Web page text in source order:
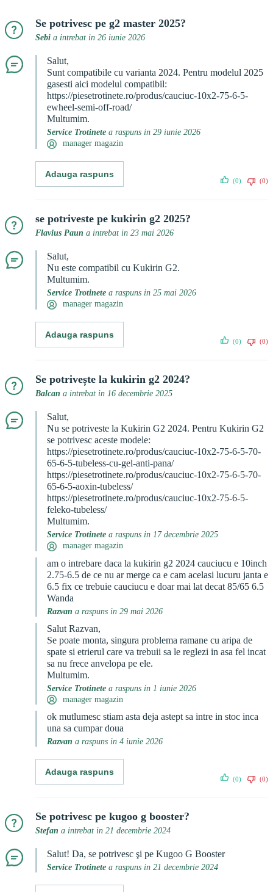
Se potrivesc pe g2 master 2025?
Sebi a intrebat in 26 iunie 2026
Salut,
Sunt compatibile cu varianta 2024. Pentru modelul 2025
gasesti aici modelul compatibil:
https://piesetrotinete.ro/produs/cauciuc-10x2-75-6-5-
ewheel-semi-off-road/
Multumim.
Service Trotinete a raspuns in 29 iunie 2026
manager magazin
Adauga raspuns
(0) (0)
se potriveste pe kukirin g2 2025?
Flavius Paun a intrebat in 23 mai 2026
Salut,
Nu este compatibil cu Kukirin G2.
Multumim.
Service Trotinete a raspuns in 25 mai 2026
manager magazin
Adauga raspuns
(0) (0)
Se potrivește la kukirin g2 2024?
Balcan a intrebat in 16 decembrie 2025
Salut,
Nu se potriveste la Kukirin G2 2024. Pentru Kukirin G2
se potrivesc aceste modele:
https://piesetrotinete.ro/produs/cauciuc-10x2-75-6-5-70-
65-6-5-tubeless-cu-gel-anti-pana/
https://piesetrotinete.ro/produs/cauciuc-10x2-75-6-5-70-
65-6-5-aoxin-tubeless/
https://piesetrotinete.ro/produs/cauciuc-10x2-75-6-5-
feleko-tubeless/
Multumim.
Service Trotinete a raspuns in 17 decembrie 2025
manager magazin
am o intrebare daca la kukirin g2 2024 cauciucu e 10inch
2.75-6.5 de ce nu ar merge ca e cam acelasi lucuru janta e
6.5 fix ce trebuie cauciucu e doar mai lat decat 85/65 6.5
Wanda
Razvan a raspuns in 29 mai 2026
Salut Razvan,
Se poate monta, singura problema ramane cu aripa de
spate si etrierul care va trebuii sa le reglezi in asa fel incat
sa nu frece anvelopa pe ele.
Multumim.
Service Trotinete a raspuns in 1 iunie 2026
manager magazin
ok mutlumesc stiam asta deja astept sa intre in stoc inca
una sa cumpar doua
Razvan a raspuns in 4 iunie 2026
Adauga raspuns
(0) (0)
Se potrivesc pe kugoo g booster?
Stefan a intrebat in 21 decembrie 2024
Salut! Da, se potrivesc şi pe Kugoo G Booster
Service Trotinete a raspuns in 21 decembrie 2024